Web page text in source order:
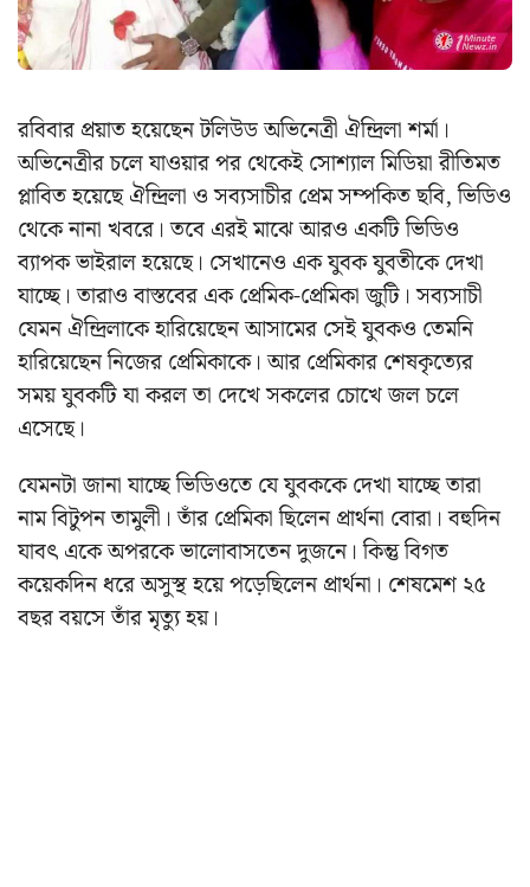
রবিবার প্রয়াত হয়েছেন টলিউড অভিনেত্রী ঐন্দ্রিলা শর্মা।
অভিনেত্রীর চলে যাওয়ার পর থেকেই সোশ্যাল মিডিয়া রীতিমত
প্লাবিত হয়েছে ঐন্দ্রিলা ও সব্যসাচীর প্রেম সম্পকিত ছবি, ভিডিও
থেকে নানা খবরে। তবে এরই মাঝে আরও একটি ভিডিও
ব্যাপক ভাইরাল হয়েছে। সেখানেও এক যুবক যুবতীকে দেখা
যাচ্ছে। তারাও বাস্তবের এক প্রেমিক-প্রেমিকা জুটি। সব্যসাচী
যেমন ঐন্দ্রিলাকে হারিয়েছেন আসামের সেই যুবকও তেমনি
হারিয়েছেন নিজের প্রেমিকাকে। আর প্রেমিকার শেষকৃত্যের
সময় যুবকটি যা করল তা দেখে সকলের চোখে জল চলে
এসেছে।
যেমনটা জানা যাচ্ছে ভিডিওতে যে যুবককে দেখা যাচ্ছে তারা
নাম বিটুপন তামুলী। তাঁর প্রেমিকা ছিলেন প্রার্থনা বোরা। বহুদিন
যাবৎ একে অপরকে ভালোবাসতেন দুজনে। কিন্তু বিগত
কয়েকদিন ধরে অসুস্থ হয়ে পড়েছিলেন প্রার্থনা। শেষমেশ ২৫
বছর বয়সে তাঁর মৃত্যু হয়।